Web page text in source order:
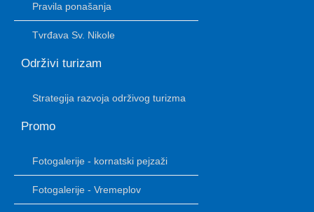
Pravila ponašanja
Tvrđava Sv. Nikole
Održivi turizam
Strategija razvoja održivog turizma
Promo
Fotogalerije - kornatski pejzaži
Fotogalerije - Vremeplov